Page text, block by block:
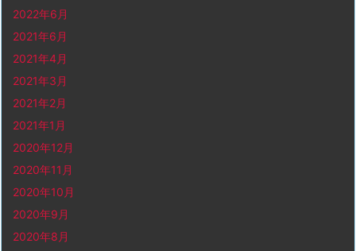
2022年6月
2021年6月
2021年4月
2021年3月
2021年2月
2021年1月
2020年12月
2020年11月
2020年10月
2020年9月
2020年8月